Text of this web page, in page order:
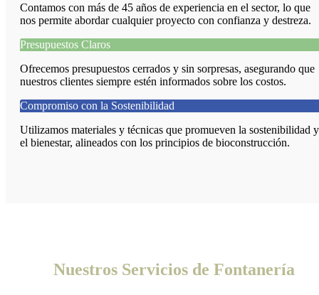
Contamos con más de 45 años de experiencia en el sector, lo que
nos permite abordar cualquier proyecto con confianza y destreza.
Presupuestos Claros
Ofrecemos presupuestos cerrados y sin sorpresas, asegurando que
nuestros clientes siempre estén informados sobre los costos.
Compromiso con la Sostenibilidad
Utilizamos materiales y técnicas que promueven la sostenibilidad y
el bienestar, alineados con los principios de bioconstrucción.
Nuestros Servicios de Fontanería